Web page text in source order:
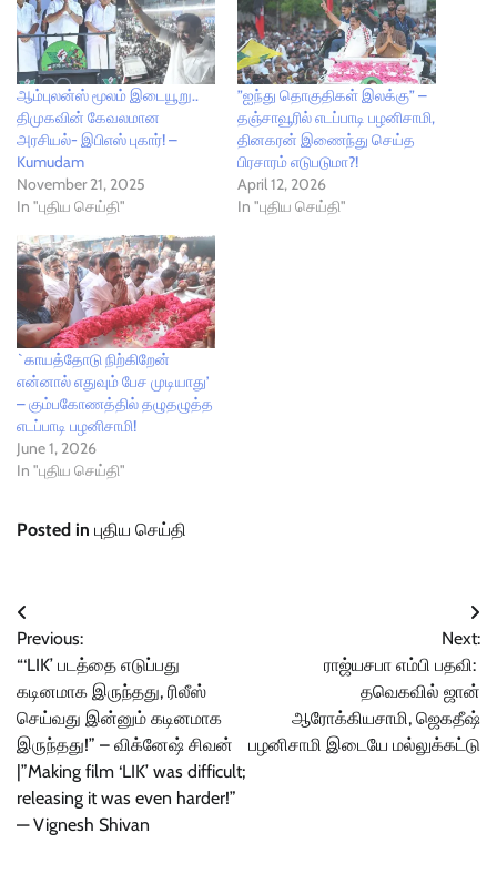
ஆம்புலன்ஸ் மூலம் இடையூறு..
திமுகவின் கேவலமான
அரசியல்- இபிஎஸ் புகார்! –
Kumudam
November 21, 2025
In "புதிய செய்தி"
”ஐந்து தொகுதிகள் இலக்கு” –
தஞ்சாவூரில் எடப்பாடி பழனிசாமி,
தினகரன் இணைந்து செய்த
பிரசாரம் எடுபடுமா?!
April 12, 2026
In "புதிய செய்தி"
`காயத்தோடு நிற்கிறேன்
என்னால் எதுவும் பேச முடியாது’
– கும்பகோணத்தில் தழுதழுத்த
எடப்பாடி பழனிசாமி!
June 1, 2026
In "புதிய செய்தி"
Posted in புதிய செய்தி
Post
navigation
Previous:
“‘LIK’ படத்தை எடுப்பது
கடினமாக இருந்தது, ரிலீஸ்
செய்வது இன்னும் கடினமாக
இருந்தது!” – விக்னேஷ் சிவன்
|”Making film ‘LIK’ was difficult;
releasing it was even harder!”
— Vignesh Shivan
Next:
ராஜ்யசபா எம்பி பதவி:
தவெகவில் ஜான்
ஆரோக்கியசாமி, ஜெகதீஷ்
பழனிசாமி இடையே மல்லுக்கட்டு